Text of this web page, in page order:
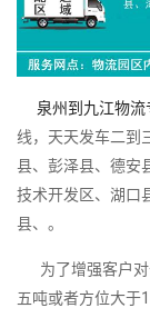
泉州到九江物流
线，天天发车二到
县、彭泽县、德安
技术开发区、湖口
县、。
为了增强客户对
五吨或者方位大于